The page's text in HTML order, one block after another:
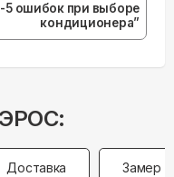
5 ошибок при выборе
кондиционера”
Доставка Замер